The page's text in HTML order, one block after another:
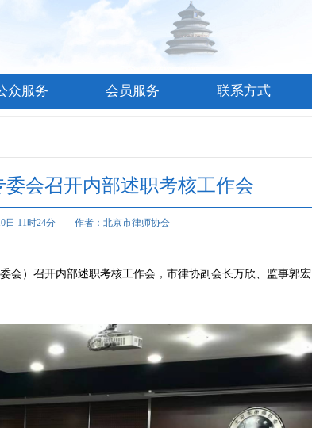
众服务 会员服务 联系方式
会召开内部述职考核工作会
日 11时24分 作者：北京市律师协会
会）召开内部述职考核工作会，市律协副会长万欣、监事郭